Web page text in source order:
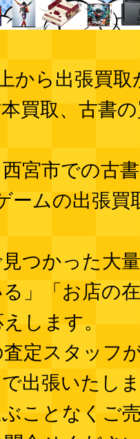
から出張買取
買取、古書
宮市での古
ームの出張買
見つかった大
」「お店の
します。
定スタッフ
出張いたし
ことなくご